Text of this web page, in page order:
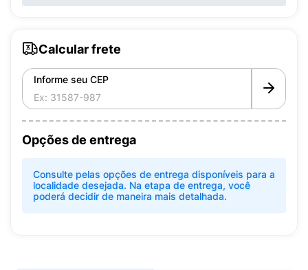
Calcular frete
Informe seu CEP
Opções de entrega
Consulte pelas opções de entrega disponíveis para a
localidade desejada. Na etapa de entrega, você
poderá decidir de maneira mais detalhada.